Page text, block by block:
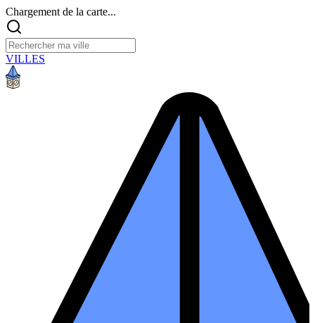
Chargement de la carte...
VILLES